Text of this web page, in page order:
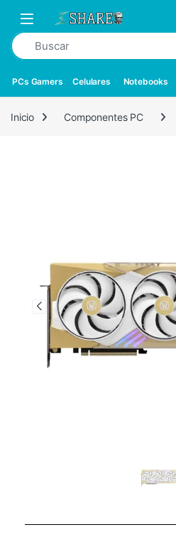
PCs Gamers Celulares Notebooks
Inicio Componentes PC